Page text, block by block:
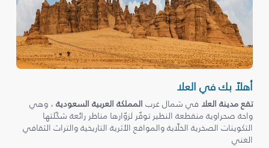
أهلاً بك في العلا
تقع مدينة العلا في شمال غرب المملكة العربية السعودية، وهي
واحة صحراوية منقطعة النظير توفّر لزوّارها مناظر رائعة شكّلتها
التكوينات الصخرية الخلّابة والمواقع الأثرية التاريخية والتراث الثقافي
الغني